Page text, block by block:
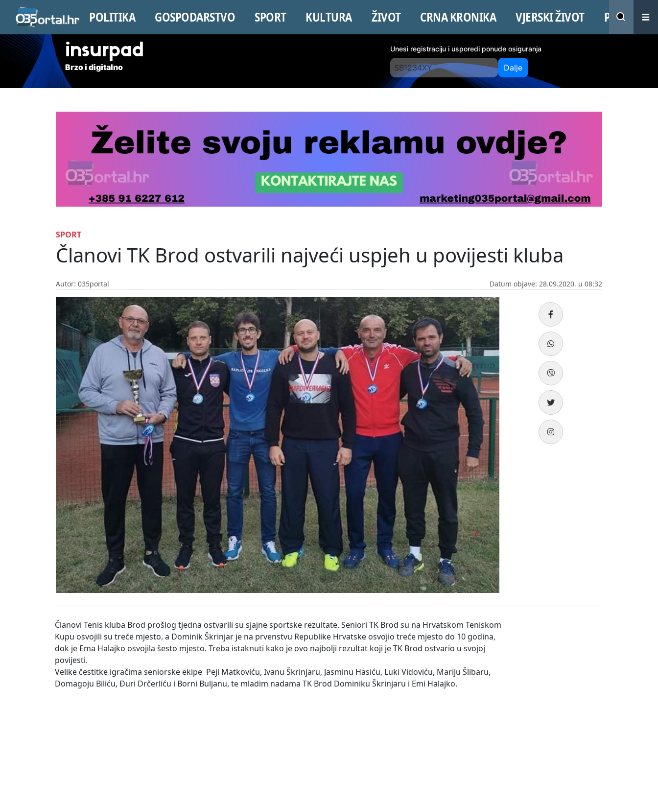
POLITIKA GOSPODARSTVO SPORT KULTURA ŽIVOT CRNA KRONIKA VJERSKI ŽIVOT PROMO
insurpad
Brzo i digitalno
Unesi registraciju i usporedi ponude osiguranja
Dalje
SPORT
Članovi TK Brod ostvarili najveći uspjeh u povijesti kluba
Autor: 035portal Datum objave: 28.09.2020. u 08:32
Članovi Tenis kluba Brod prošlog tjedna ostvarili su sjajne sportske rezultate. Seniori TK Brod su na Hrvatskom Teniskom
Kupu osvojili su treće mjesto, a Dominik Škrinjar je na prvenstvu Republike Hrvatske osvojio treće mjesto do 10 godina,
dok je Ema Halajko osvojila šesto mjesto. Treba istaknuti kako je ovo najbolji rezultat koji je TK Brod ostvario u svojoj
povijesti.
Velike čestitke igračima seniorske ekipe Peji Matkoviću, Ivanu Škrinjaru, Jasminu Hasiću, Luki Vidoviću, Mariju Šlibaru,
Domagoju Biliću, Đuri Drčerliću i Borni Buljanu, te mladim nadama TK Brod Dominiku Škrinjaru i Emi Halajko.